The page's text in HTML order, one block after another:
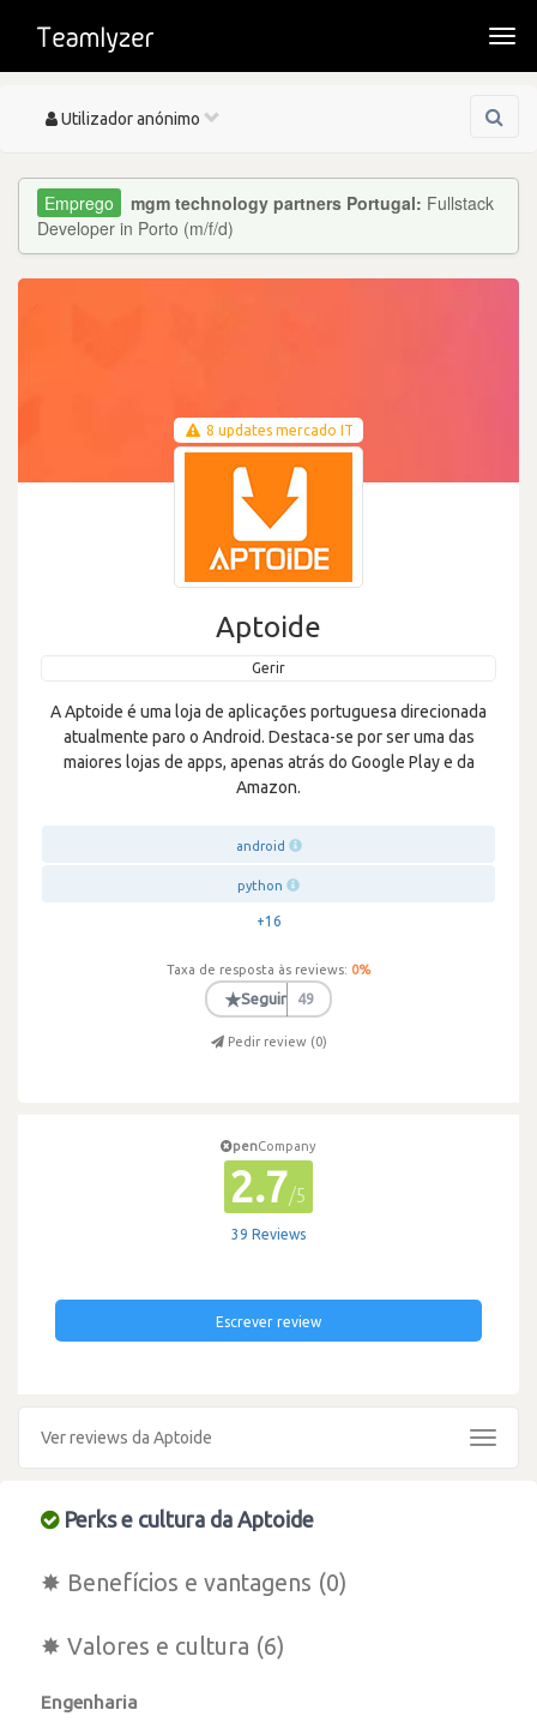
Toggle
Utilizador anónimo
mgm technology partners Portugal: Fullstack
Developer in Porto (m/f/d)
8 updates mercado IT
Aptoide
Gerir
A Aptoide é uma loja de aplicações portuguesa direcionada
atualmente paro o Android. Destaca-se por ser uma das
maiores lojas de apps, apenas atrás do Google Play e da
Amazon.
android
python
+16
Taxa de resposta às reviews: 0%
★Seguir 49
Pedir review (0)
penCompany
2.7/5
39 Reviews
Escrever review
Ver reviews da Aptoide
Toggle
Perks e cultura da Aptoide
✸ Benefícios e vantagens (0)
✸ Valores e cultura (6)
Engenharia